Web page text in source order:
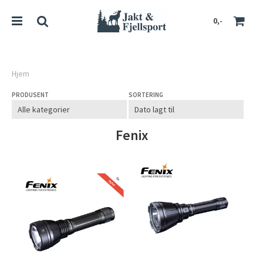
0,-
Hjem
PRODUSENT SORTERING
Fenix